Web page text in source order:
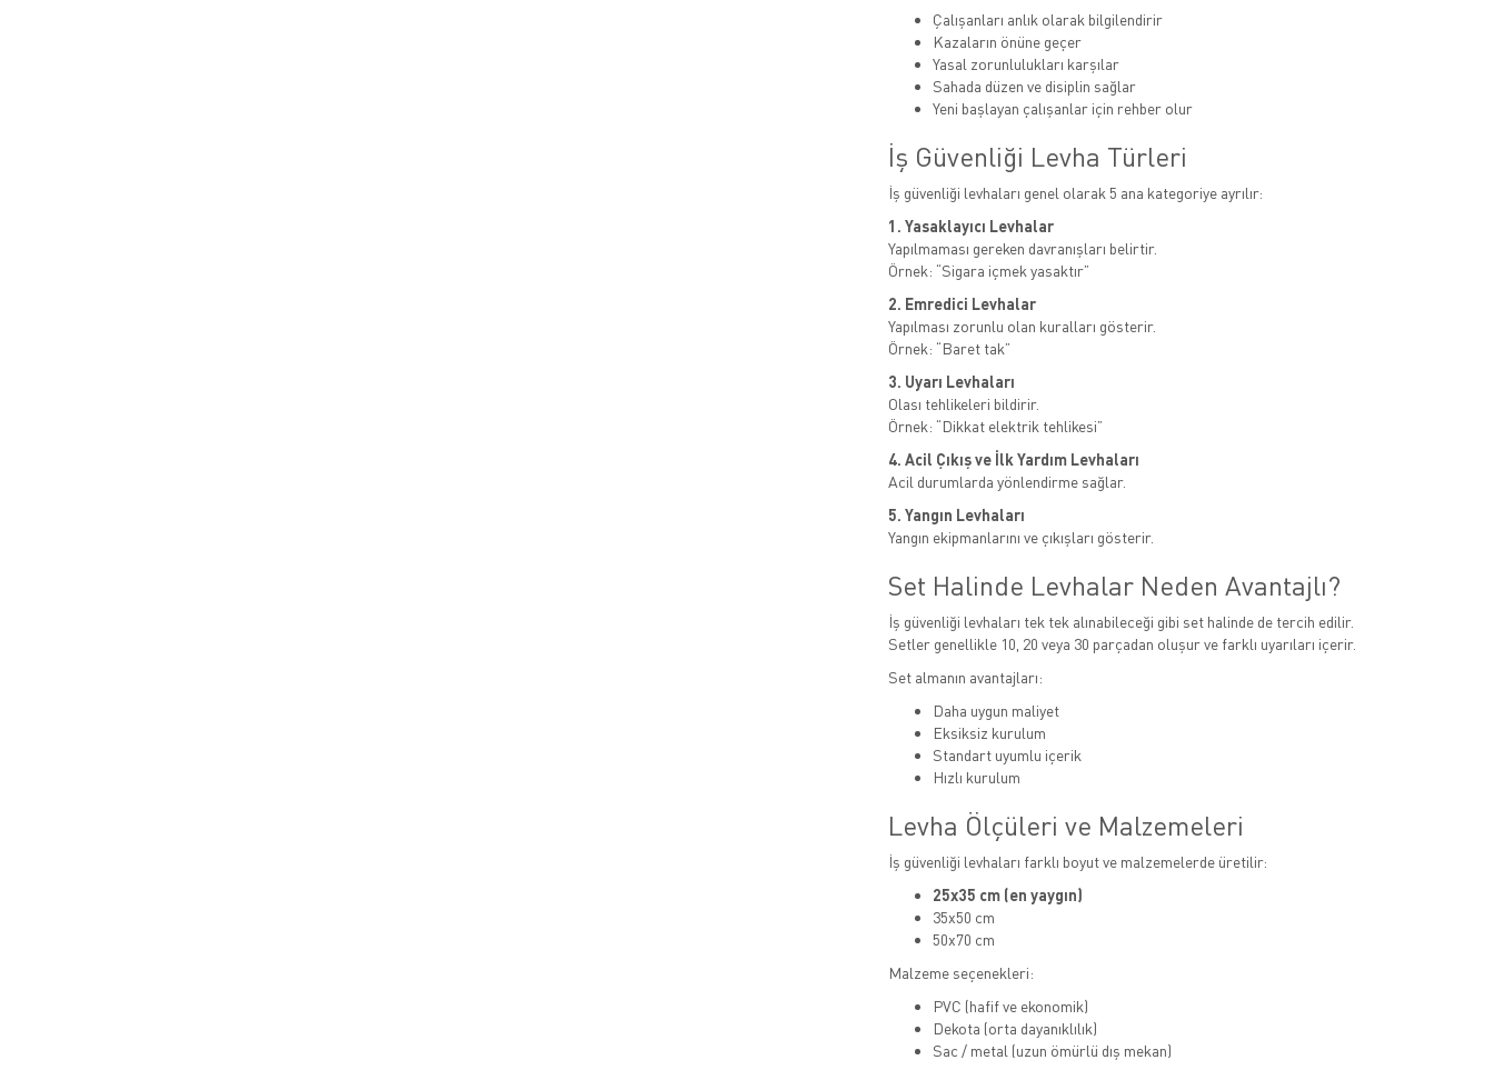
Çalışanları anlık olarak bilgilendirir
Kazaların önüne geçer
Yasal zorunlulukları karşılar
Sahada düzen ve disiplin sağlar
Yeni başlayan çalışanlar için rehber olur
İş Güvenliği Levha Türleri
İş güvenliği levhaları genel olarak 5 ana kategoriye ayrılır:
1. Yasaklayıcı Levhalar
Yapılmaması gereken davranışları belirtir.
Örnek: “Sigara içmek yasaktır”
2. Emredici Levhalar
Yapılması zorunlu olan kuralları gösterir.
Örnek: “Baret tak”
3. Uyarı Levhaları
Olası tehlikeleri bildirir.
Örnek: “Dikkat elektrik tehlikesi”
4. Acil Çıkış ve İlk Yardım Levhaları
Acil durumlarda yönlendirme sağlar.
5. Yangın Levhaları
Yangın ekipmanlarını ve çıkışları gösterir.
Set Halinde Levhalar Neden Avantajlı?
İş güvenliği levhaları tek tek alınabileceği gibi set halinde de tercih edilir.
Setler genellikle 10, 20 veya 30 parçadan oluşur ve farklı uyarıları içerir.
Set almanın avantajları:
Daha uygun maliyet
Eksiksiz kurulum
Standart uyumlu içerik
Hızlı kurulum
Levha Ölçüleri ve Malzemeleri
İş güvenliği levhaları farklı boyut ve malzemelerde üretilir:
25x35 cm (en yaygın)
35x50 cm
50x70 cm
Malzeme seçenekleri:
PVC (hafif ve ekonomik)
Dekota (orta dayanıklılık)
Sac / metal (uzun ömürlü dış mekan)